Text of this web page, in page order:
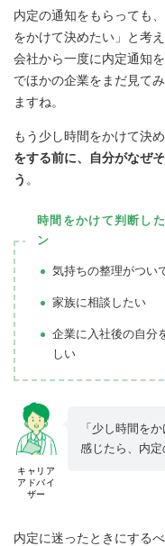
内定の通知をもらっても
をかけて決めたい」と考
会社から一度に内定通知
でほかの企業をまだ見て
ますね。
もう少し時間をかけて決
をする前に、自分がなぜ
う 。
時間をかけて判断し
ン
気持ちの整理がつい
家族に相談したい
企業に入社後の自分
しい
キャリア
アドバイ
ザー
「少し時間を
感じたら、内定
内定に迷ったときにする